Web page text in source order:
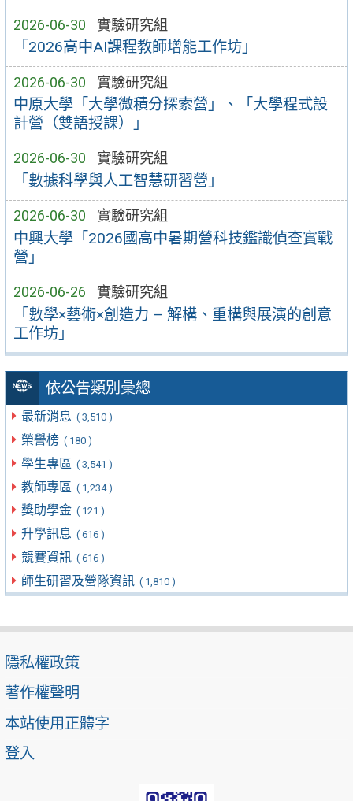
2026-06-30 實驗研究組
「2026高中AI課程教師增能工作坊」
2026-06-30 實驗研究組
中原大學「大學微積分探索營」、「大學程式設
計營（雙語授課）」
2026-06-30 實驗研究組
「數據科學與人工智慧研習營」
2026-06-30 實驗研究組
中興大學「2026國高中暑期營科技鑑識偵查實戰
營」
2026-06-26 實驗研究組
「數學×藝術×創造力 – 解構、重構與展演的創意
工作坊」
依公告類別彙總
最新消息 ( 3,510 )
榮譽榜 ( 180 )
學生專區 ( 3,541 )
教師專區 ( 1,234 )
獎助學金 ( 121 )
升學訊息 ( 616 )
競賽資訊 ( 616 )
師生研習及營隊資訊 ( 1,810 )
隱私權政策
著作權聲明
本站使用正體字
登入